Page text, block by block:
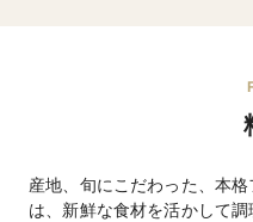
産地、旬にこだわった、本
は、新鮮な食材を活かして